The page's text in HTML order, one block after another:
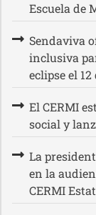
Escuela de
Sendaviva
inclusiva
eclipse el
El CERMI
social y
La
en la
CERMI